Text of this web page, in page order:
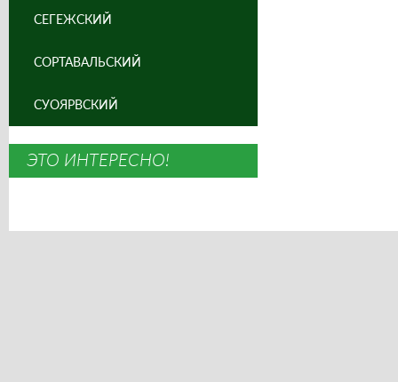
СЕГЕЖСКИЙ
СОРТАВАЛЬСКИЙ
СУОЯРВСКИЙ
ЭТО ИНТЕРЕСНО!